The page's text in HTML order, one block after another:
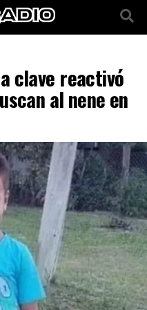
clave reactivó
al nene en